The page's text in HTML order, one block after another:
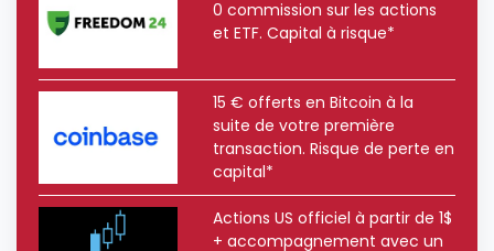
0 commission sur les actions
et ETF. Capital à risque*
15 € offerts en Bitcoin à la
suite de votre première
transaction. Risque de perte en
capital*
Actions US officiel à partir de 1$
+ accompagnement avec un